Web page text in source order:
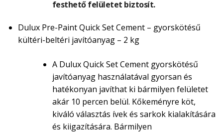
festhető felületet biztosít.
Dulux Pre-Paint Quick Set Cement – gyorskötésű
kültéri-beltéri javítóanyag – 2 kg
A Dulux Quick Set Cement gyorskötésű
javítóanyag használatával gyorsan és
hatékonyan javíthat ki bármilyen felületet
akár 10 percen belül. Kőkeményre köt,
kiváló választás ívek és sarkok kialakítására
és kiigazítására. Bármilyen